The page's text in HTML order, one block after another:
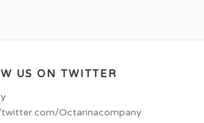
US ON TWITTER
Octarinacompany